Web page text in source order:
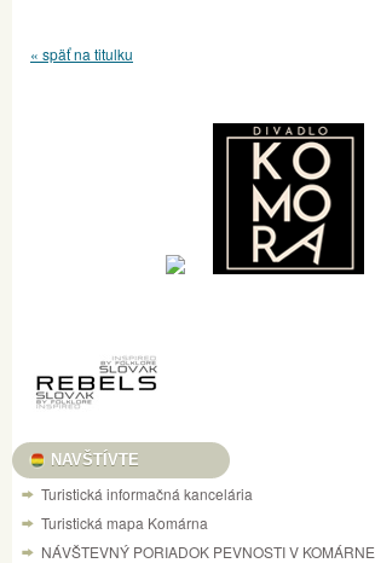
« späť na titulku
NAVŠTÍVTE
Turistická informačná kancelária
Turistická mapa Komárna
NÁVŠTEVNÝ PORIADOK PEVNOSTI V KOMÁRNE